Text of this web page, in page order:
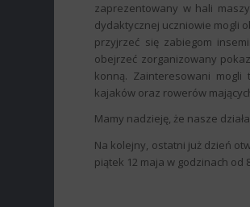
zaprezentowany w hali
dydaktycznej uczniowie mogli
przyjrzeć się zabiegom
obejrzeć zorganizowany
konną. Zainteresowani
kajaków oraz rowerów
Mamy nadzieję, że nasze
Na kolejny, ostatni już dzień
piątek 12 maja w godzinach od